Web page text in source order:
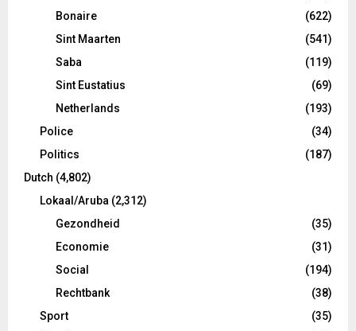
Bonaire
(622)
Sint Maarten
(541)
Saba
(119)
Sint Eustatius
(69)
Netherlands
(193)
Police
(34)
Politics
(187)
Dutch (4,802)
Lokaal/Aruba (2,312)
Gezondheid
(35)
Economie
(31)
Social
(194)
Rechtbank
(38)
Sport
(35)